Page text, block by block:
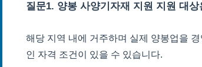
질문1. 양봉 사양기자재 지원 지원 대
해당 지역 내에 거주하며 실제 양봉업을
인 자격 조건이 있을 수 있습니다.